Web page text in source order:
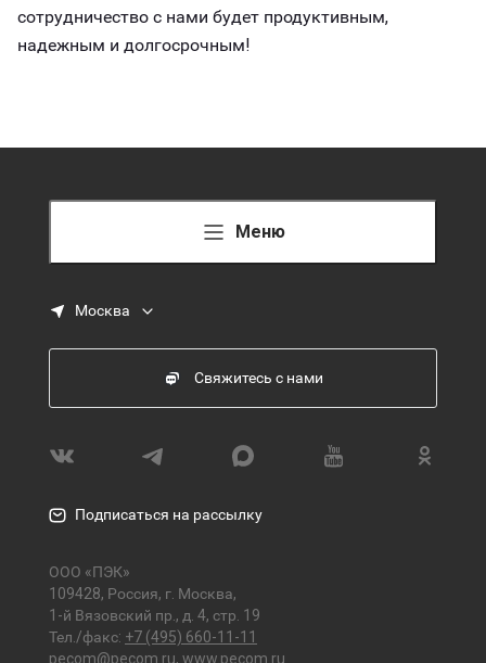
сотрудничество с нами будет продуктивным,
надежным и долгосрочным!
Меню
Москва
Свяжитесь с нами
Подписаться на рассылку
ООО «ПЭК»
109428, Россия, г. Москва,
1-й Вязовский пр., д. 4, стр. 19
Тел./факс: +7 (495) 660-11-11
pecom@pecom.ru, www.pecom.ru